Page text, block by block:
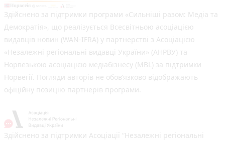
Здійснено за підтримки програми «Сильніші разом: Медіа та
Демократія», що реалізується Всесвітньою асоціацією
видавців новин (WAN-IFRA) у партнерстві з Асоціацією
«Незалежні регіональні видавці України» (АНРВУ) та
Норвезькою асоціацією медіабізнесу (MBL) за підтримки
Норвегії. Погляди авторів не обов’язково відображають
офіційну позицію партнерів програми.
Здійснено за підтримки Асоціації “Незалежні регіональні